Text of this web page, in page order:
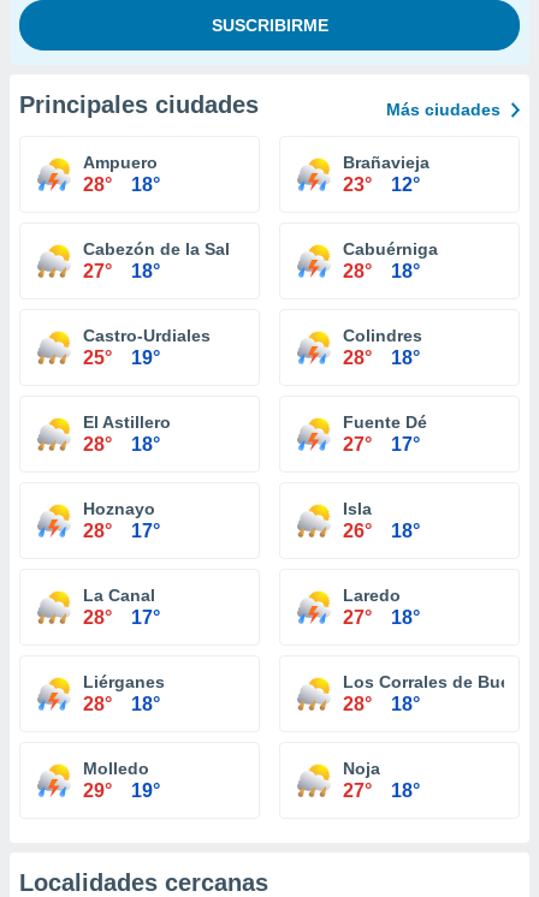
Principales ciudades Más ciudades
Ampuero
28° 18°
Brañavieja
23° 12°
Cabezón de la Sal
27° 18°
Cabuérniga
28° 18°
Castro-Urdiales
25° 19°
Colindres
28° 18°
El Astillero
28° 18°
Fuente Dé
27° 17°
Hoznayo
28° 17°
Isla
26° 18°
La Canal
28° 17°
Laredo
27° 18°
Liérganes
28° 18°
Los Corrales de Buelna
28° 18°
Molledo
29° 19°
Noja
27° 18°
Localidades cercanas